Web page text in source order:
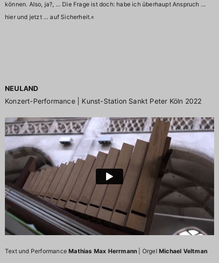
können. Also, ja?, … Die Frage ist doch: habe ich überhaupt Anspruch …
hier und jetzt … auf Sicherheit.«
NEULAND
Konzert-Performance | Kunst-Station Sankt Peter Köln 2022
Text und PerformanceMathias Max Herrmann | OrgelMichael Veltman